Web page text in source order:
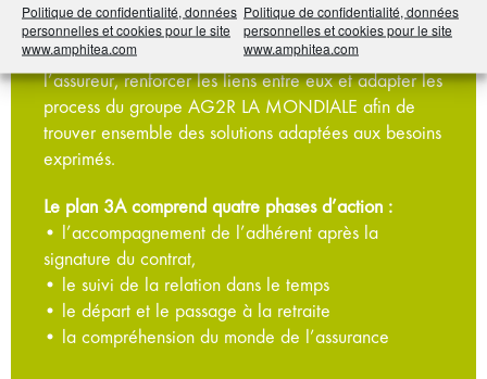
Politique de confidentialité, données
personnelles et cookies pour le site
www.amphitea.com
Politique de confidentialité, données
personnelles et cookies pour le site
www.amphitea.com
s’est fixée trois orientations : favoriser la
compréhension réciproque entre l’adhérent et
l’assureur, renforcer les liens entre eux et adapter les
process du groupe AG2R LA MONDIALE afin de
trouver ensemble des solutions adaptées aux besoins
exprimés.
Le plan 3A comprend quatre phases d’action :
• l’accompagnement de l’adhérent après la
signature du contrat,
• le suivi de la relation dans le temps
• le départ et le passage à la retraite
• la compréhension du monde de l’assurance